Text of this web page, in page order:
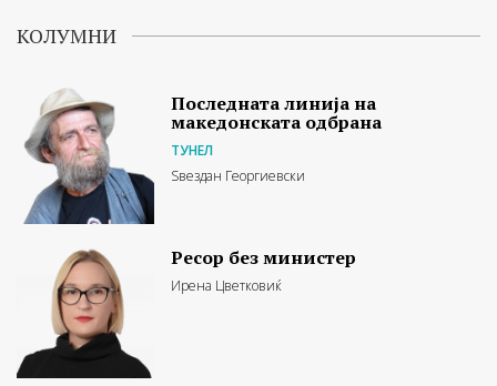
КОЛУМНИ
Последната линија на
македонската одбрана
ТУНЕЛ
Ѕвездан Георгиевски
Ресор без министер
Ирена Цветковиќ